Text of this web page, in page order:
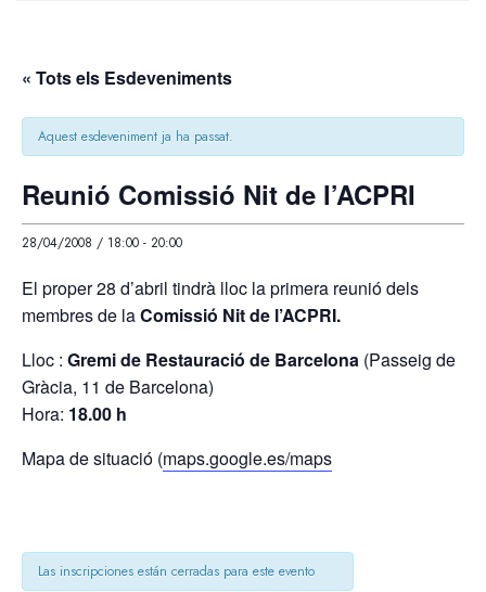
« Tots els Esdeveniments
Aquest esdeveniment ja ha passat.
Reunió Comissió Nit de l’ACPRI
28/04/2008 / 18:00 - 20:00
El proper 28 d’abril tindrà lloc la primera reunió dels
membres de laComissió Nit de l’ACPRI.
Lloc : Gremi de Restauració de Barcelona (Passeig de
Gràcia, 11 de Barcelona)
Hora: 18.00 h
Mapa de situació (maps.google.es/maps
Las inscripciones están cerradas para este evento